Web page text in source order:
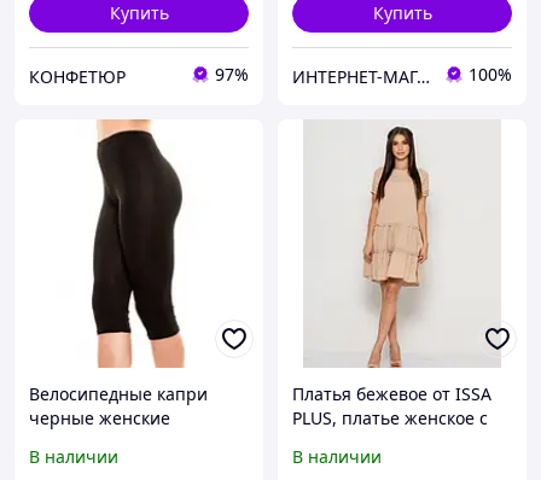
Купить
КОНФЕТЮР 97%
Купить
ИНТЕРНЕТ-МАГАЗИН "ВСЕ,ЧТО НАДО" 100%
Велосипедные капри
черные женские
В наличии
Платья бежевое от ISSA
PLUS, платье женское с
летнее
В наличии